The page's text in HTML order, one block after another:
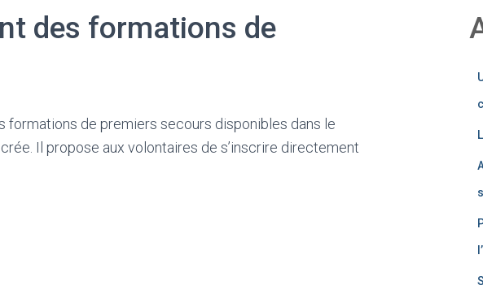
des formations de
formations de premiers secours disponibles dans le
Il propose aux volontaires de s’inscrire directement